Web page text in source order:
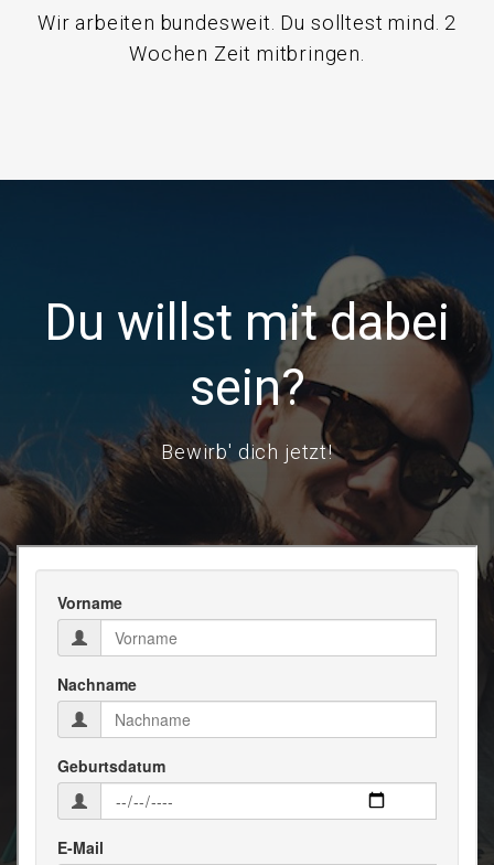
Wir arbeiten bundesweit. Du solltest mind. 2
Wochen Zeit mitbringen.
Du willst mit dabei
sein?
Bewirb' dich jetzt!